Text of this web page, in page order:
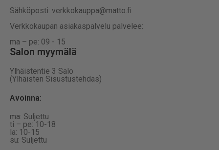
Sähköposti: verkkokauppa@matto.fi
Verkkokaupan asiakaspalvelu palvelee:
ma – pe: 09 - 15
Salon myymälä
Ylhäistentie 3 Salo
(Ylhäisten Sisustustehdas)
Avoinna:
ma: Suljettu
ti – pe: 10-18
la: 10-15
su: Suljettu